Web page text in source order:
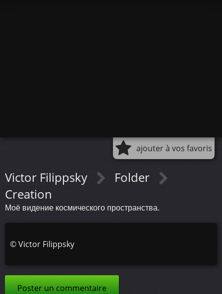
ajouter à vos favoris
Victor Filippsky
Folder
Creation
Моё видение космического пространства.
©Victor Filippsky
Poster un commentaire